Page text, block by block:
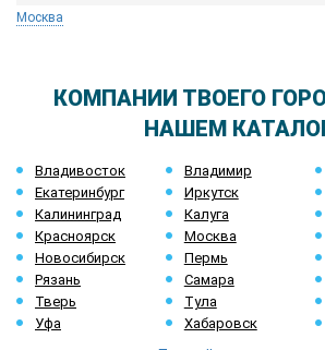
Москва
КОМПАНИИ ТВОЕГО
НАШЕМ
Владивосток Владимир
Екатеринбург
Иркутск
Калининград
Калуга
Красноярск
Москва
Новосибирск
Пермь
Рязань
Самара
Тверь
Тула
Уфа
Хабаровск